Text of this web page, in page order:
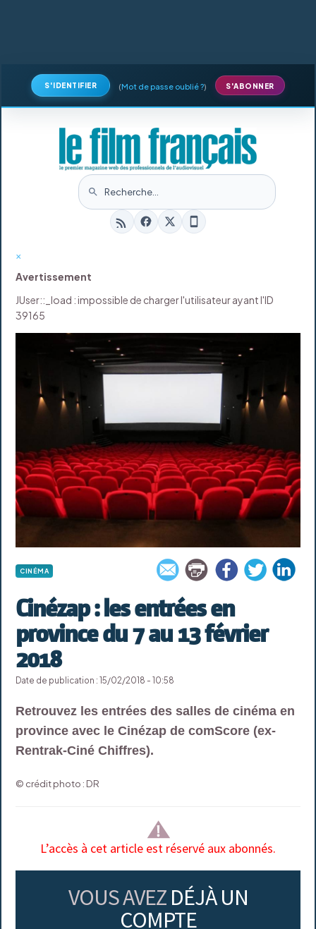
S'IDENTIFIER (Mot de passe oublié ?) S'ABONNER
×
Avertissement
JUser::_load : impossible de charger l'utilisateur ayant l'ID
39165
CINÉMA
Cinézap : les entrées en
province du 7 au 13 février
2018
Date de publication : 15/02/2018 - 10:58
Retrouvez les entrées des salles de cinéma en
province avec le Cinézap de comScore (ex-
Rentrak-Ciné Chiffres).
© crédit photo : DR
L’accès à cet article est réservé aux abonnés.
VOUS AVEZ DÉJÀ UN
COMPTE